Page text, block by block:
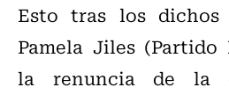
Esto tras los
Pamela Jiles (Partido
la renuncia de la